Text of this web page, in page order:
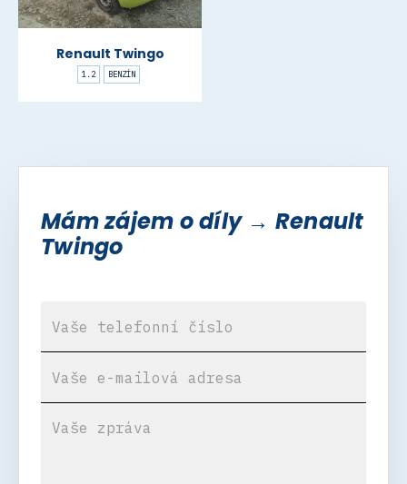
Renault Twingo
1.2 BENZÍN
Mám zájem o díly → Renault
Twingo